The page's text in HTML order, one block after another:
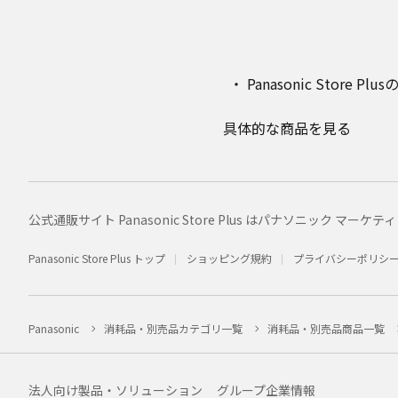
Panasonic Store Plus
具体的な商品を見る
公式通販サイト Panasonic Store Plus はパナソニック マーケテ
Panasonic Store Plus トップ ショッピング規約 プライバシーポリシー
Panasonic 消耗品・別売品カテゴリ一覧 消耗品・別売品商品一覧
法人向け製品・ソリューション グループ企業情報